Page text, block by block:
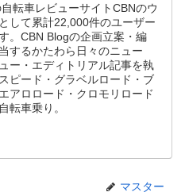
転車レビューサイトCBNのウ
して累計22,000件のユーザー
。CBN Blogの企画立案・編
するかたわら日々のニュー
ー・エディトリアル記事を執
ピード・グラベルロード・ブ
アロロード・クロモリロード
転車乗り。
マスター